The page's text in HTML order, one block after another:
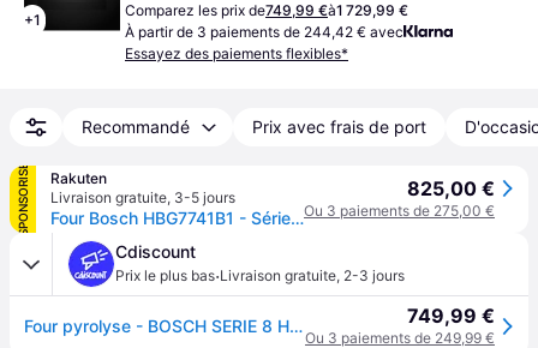
+1
Comparez les prix de749,99 €à1 729,99 €
À partir de 3 paiements de 244,42 € avec
Essayez des paiements flexibles*
Recommandé Prix avec frais de port
SPONSORISÉ
Rakuten
Livraison gratuite, 3-5 jours
Four Bosch HBG7741B1 - Série 8 - Encastrable - Électrique - 71 L - 3600 W - Électrique - Noir
825,00 €
Ou 3 paiements de 275,00 €
Cdiscount
Prix le plus bas·Livraison gratuite, 2-3 jours
Four pyrolyse - BOSCH SERIE 8 HBG7741B1 - 71L - Home Connect - CookAssist - Air Fry - Classe énergie A+ - Noir 749,99 €
Ou 3 paiements de 249,99 €